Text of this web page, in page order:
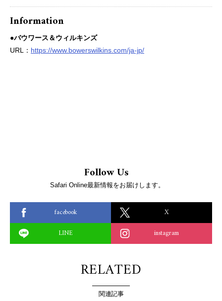
Information
●バウワース＆ウィルキンズ
URL： https://www.bowerswilkins.com/ja-jp/
Follow Us
Safari Online最新情報をお届けします。
facebook
X
LINE
instagram
RELATED
関連記事